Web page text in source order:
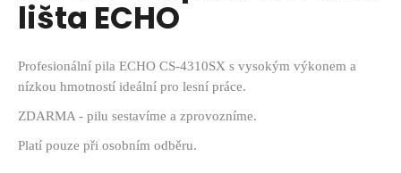
lišta ECHO
Profesionální pila ECHO CS-4310SX s vysokým výkonem a
nízkou hmotností ideální pro lesní práce.
ZDARMA - pilu sestavíme a zprovozníme.
Platí pouze při osobním odběru.
HLEDAT
D
o
p